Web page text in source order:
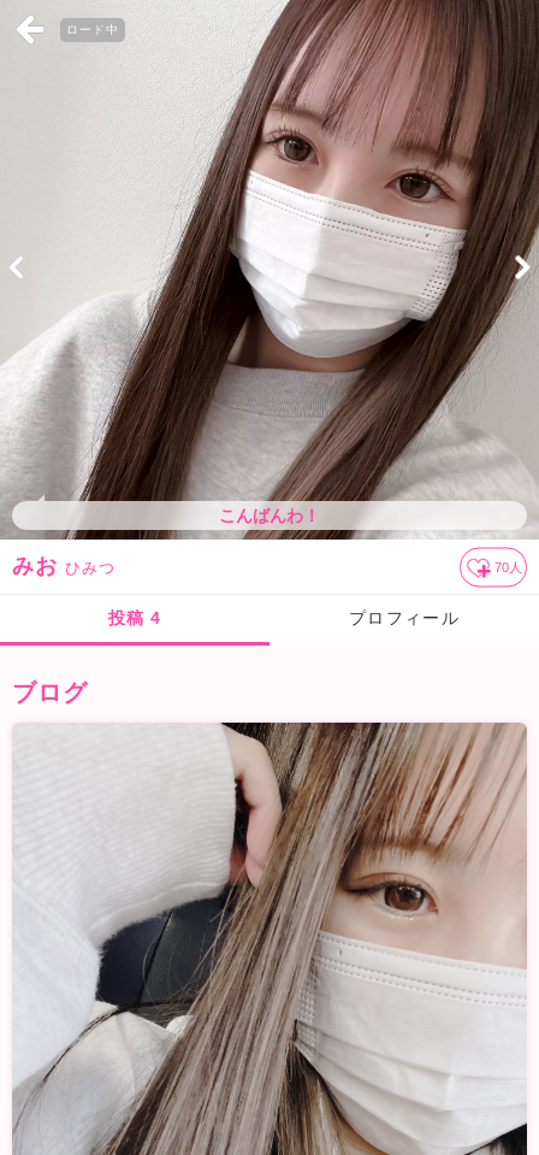
ロード中
こんばんわ！
みお ひみつ 70 人
投稿 4 プロフィール
ブログ